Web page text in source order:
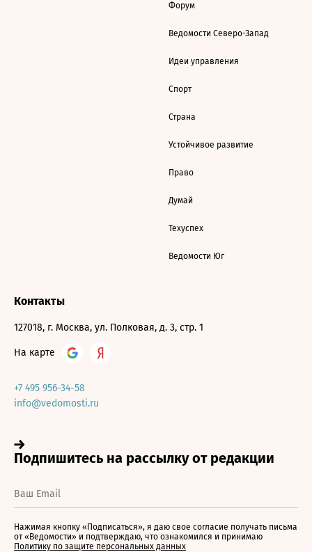
Форум
Ведомости Северо-Запад
Идеи управления
Спорт
Страна
Устойчивое развитие
Право
Думай
Техуспех
Ведомости Юг
Контакты
127018, г. Москва, ул. Полковая, д. 3, стр. 1
На карте
+7 495 956-34-58
info@vedomosti.ru
Нажимая кнопку «Подписаться», я даю свое согласие получать письма
от «Ведомости» и подтверждаю, что ознакомился и принимаю
Политику по защите персональных данных